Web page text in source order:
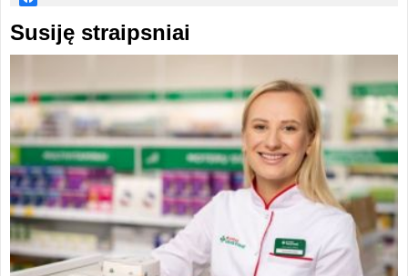
Susiję straipsniai